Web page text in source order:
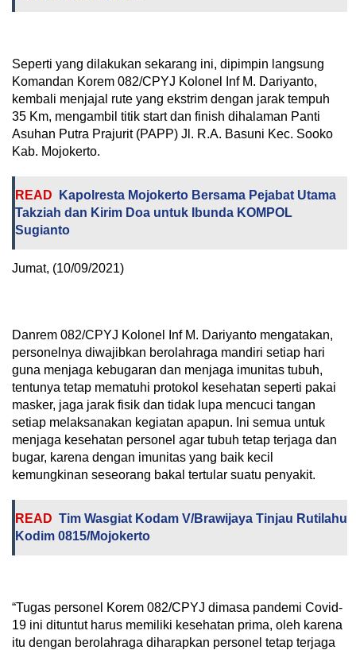
Seperti yang dilakukan sekarang ini, dipimpin langsung
Komandan Korem 082/CPYJ Kolonel Inf M. Dariyanto,
kembali menjajal rute yang ekstrim dengan jarak tempuh
35 Km, mengambil titik start dan finish dihalaman Panti
Asuhan Putra Prajurit (PAPP) Jl. R.A. Basuni Kec. Sooko
Kab. Mojokerto.
READ
Kapolresta Mojokerto Bersama Pejabat Utama
Takziah dan Kirim Doa untuk Ibunda KOMPOL
Sugianto
Jumat, (10/09/2021)
Danrem 082/CPYJ Kolonel Inf M. Dariyanto mengatakan,
personelnya diwajibkan berolahraga mandiri setiap hari
guna menjaga kebugaran dan menjaga imunitas tubuh,
tentunya tetap mematuhi protokol kesehatan seperti pakai
masker, jaga jarak fisik dan tidak lupa mencuci tangan
setiap melaksanakan kegiatan apapun. Ini semua untuk
menjaga kesehatan personel agar tubuh tetap terjaga dan
bugar, karena dengan imunitas yang baik kecil
kemungkinan seseorang bakal tertular suatu penyakit.
READ Tim Wasgiat Kodam V/Brawijaya Tinjau Rutilahu
Kodim 0815/Mojokerto
“Tugas personel Korem 082/CPYJ dimasa pandemi Covid-
19 ini dituntut harus memiliki kesehatan prima, oleh karena
itu dengan berolahraga diharapkan personel tetap terjaga